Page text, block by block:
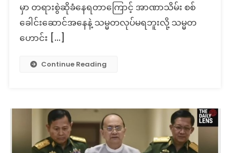
မှာ တရားစွဲဆိုခံနေရတာကြောင့် အာဏာသိမ်း စစ်
ခေါင်းဆောင်အနေနဲ့ သမ္မတလုပ်မရဘူးလို့ သမ္မတ
ဟောင်း […]
Continue Reading